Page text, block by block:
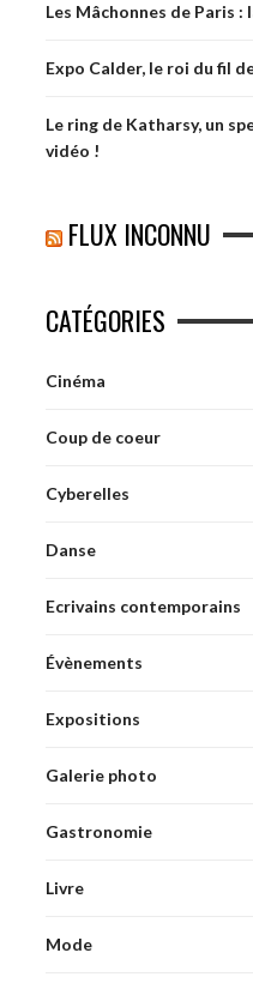
Les Mâchonnes de Paris
Expo Calder, le roi du fil
Le ring de Katharsy, un
vidéo !
FLUX INCONNU
CATÉGORIES
Cinéma
Coup de coeur
Cyberelles
Danse
Ecrivains contemporains
Évènements
Expositions
Galerie photo
Gastronomie
Livre
Mode